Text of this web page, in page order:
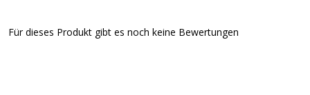
Für dieses Produkt gibt es noch keine Bewertungen